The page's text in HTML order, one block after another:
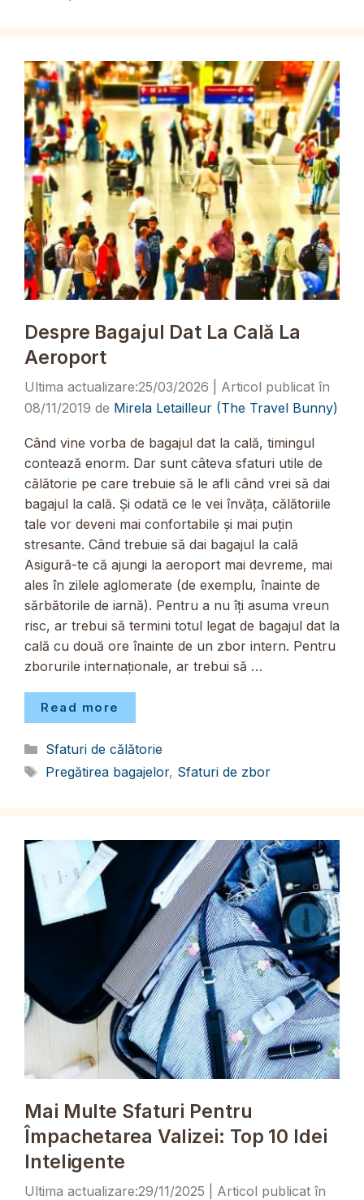
Despre Bagajul Dat La Cală La
Aeroport
25/03/2026
08/11/2019 de Mirela Letailleur (The Travel Bunny)
Când vine vorba de bagajul dat la cală, timingul
contează enorm. Dar sunt câteva sfaturi utile de
călătorie pe care trebuie să le afli când vrei să dai
bagajul la cală. Și odată ce le vei învăța, călătoriile
tale vor deveni mai confortabile și mai puțin
stresante. Când trebuie să dai bagajul la cală
Asigură-te că ajungi la aeroport mai devreme, mai
ales în zilele aglomerate (de exemplu, înainte de
sărbătorile de iarnă). Pentru a nu îți asuma vreun
risc, ar trebui să termini totul legat de bagajul dat la
cală cu două ore înainte de un zbor intern. Pentru
zborurile internaționale, ar trebui să …
Read more
Categorii
Sfaturi de călătorie
Etichete
Pregătirea bagajelor, Sfaturi de zbor
Mai Multe Sfaturi Pentru
Împachetarea Valizei: Top 10 Idei
Inteligente
29/11/2025